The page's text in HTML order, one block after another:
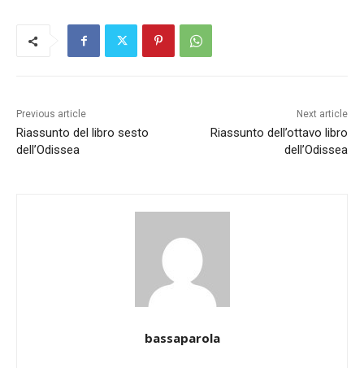
Previous article
Riassunto del libro sesto
dell’Odissea
Next article
Riassunto dell’ottavo libro
dell’Odissea
bassaparola